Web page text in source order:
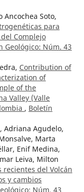
Ancochea Soto,
para
Complejo
Geológico: Núm. 43
Contribution of
of
of the
Valley (Valle
, Boletín
Adriana Agudelo,
Marta
Enif Medina,
Leiva, Milton
recientes del Volcán
y cambios
Núm. 43